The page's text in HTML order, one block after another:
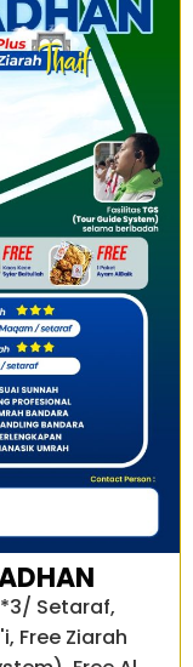
Setaraf,
Free Ziarah